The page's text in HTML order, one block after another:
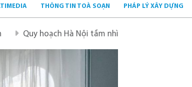
THÔNG TIN TOÀ SOẠN PHÁP LÝ XÂY DỰNG
Nội tầm nhìn 100 năm Quy hoạch mới sau